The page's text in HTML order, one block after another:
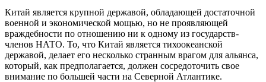
Китай является крупной державой, обладающей достаточной
военной и экономической мощью, но не проявляющей
враждебности по отношению ни к одному из государств-
членов НАТО. То, что Китай является тихоокеанской
державой, делает его несколько странным врагом для альянса,
который, как предполагается, должен сосредоточить свое
внимание по большей части на Северной Атлантике.